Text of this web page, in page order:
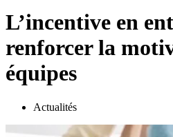
L’incentive en
renforcer la
équipes
Actualités